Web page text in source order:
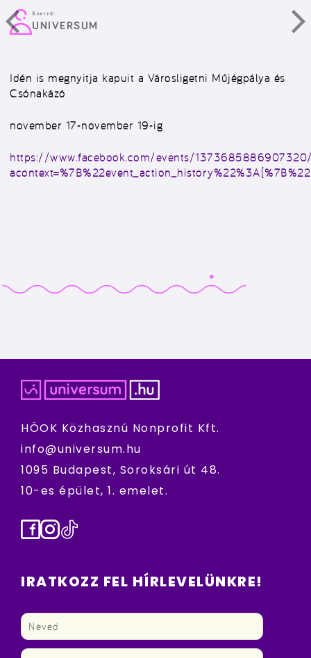
Szerző:
UNIVERSUM
Idén is megnyitja kapuit a Városligetni Műjégpálya és
Csónakázó
november 17-november 19-ig
https://www.facebook.com/events/
HÖOK Közhasznú Nonprofit Kft.
info@universum.hu
1095 Budapest, Soroksári út 48.
10-es épület, 1. emelet.
Facebook
Instagram
TikTok
IRATKOZZ FEL HÍRLEVELÜNKRE!